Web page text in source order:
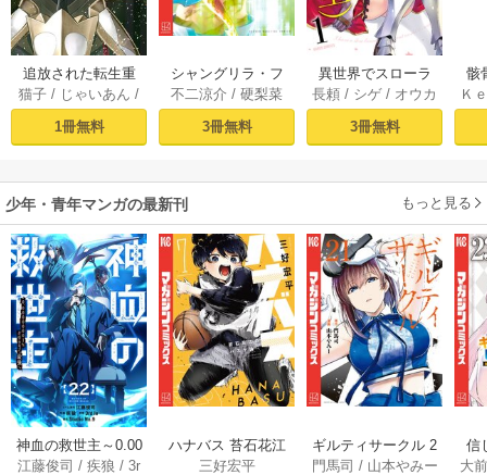
追放された転生重
騎士はゲーム知識
で無双する（１）
猫子 / じゃいあん /
武六甲理衣
1冊無料
シャングリラ・フ
ロンティア（１）
～クソゲーハン
ター、神ゲーに挑
不二涼介 /硬梨菜
3冊無料
異世界でスローラ
イフを（願望） 1
長頼 / シゲ / オウカ
3冊無料
骸
異
Ｋ
少年・青年マンガの最新刊 もっと見る
神血の救世主～0.00
000001％を引き当
江藤俊司 /疾狼 /3r
ハナバス 苔石花江
のバスケ論 7巻
三好宏平
ギルティサークル 2
1巻
門馬司 / 山本やみー
信
に
大